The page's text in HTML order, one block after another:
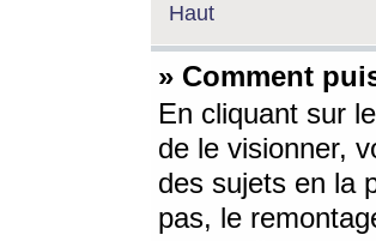
Haut
» Comment
En cliquant sur
de le visionner,
des sujets en la
pas, le